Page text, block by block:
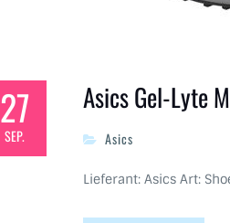
27
SEP.
Asics Gel-Lyte
Asics
Lieferant: Asics Art: